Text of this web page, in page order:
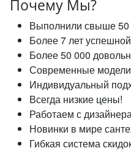
Почему Мы?
Выполнили свыше 50
Более 7 лет
Более 50 000
Современные
Индивидуальный
Всегда низкие цены!
Работаем с
Новинки в мире
Гибкая система